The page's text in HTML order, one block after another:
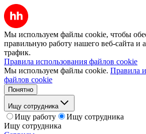
Мы используем файлы cookie, чтобы
правильную работу нашего веб-сайта и
трафик.
Правила использования файлов cookie
Мы используем файлы cookie. Правила
файлов cookie
Понятно
Ищу сотрудника
Ищу работу
Ищу сотрудника
Ищу сотрудника